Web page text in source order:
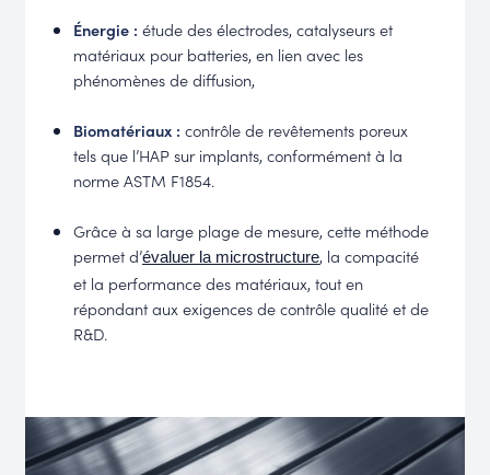
Énergie : étude des électrodes, catalyseurs et
matériaux pour batteries, en lien avec les
phénomènes de diffusion,
Biomatériaux : contrôle de revêtements poreux
tels que l’HAP sur implants, conformément à la
norme ASTM F1854.
Grâce à sa large plage de mesure, cette méthode
permet d’évaluer la microstructure, la compacité
et la performance des matériaux, tout en
répondant aux exigences de contrôle qualité et de
R&D.